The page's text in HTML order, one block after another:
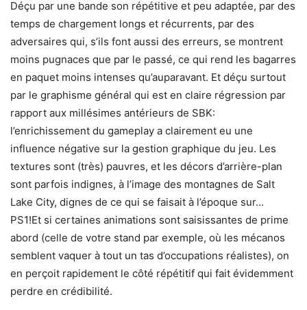
Déçu par une bande son répétitive et peu adaptée, par des
temps de chargement longs et récurrents, par des
adversaires qui, s’ils font aussi des erreurs, se montrent
moins pugnaces que par le passé, ce qui rend les bagarres
en paquet moins intenses qu’auparavant. Et déçu surtout
par le graphisme général qui est en claire régression par
rapport aux millésimes antérieurs de SBK:
l’enrichissement du gameplay a clairement eu une
influence négative sur la gestion graphique du jeu. Les
textures sont (très) pauvres, et les décors d’arrière-plan
sont parfois indignes, à l’image des montagnes de Salt
Lake City, dignes de ce qui se faisait à l’époque sur…
PS1!Et si certaines animations sont saisissantes de prime
abord (celle de votre stand par exemple, où les mécanos
semblent vaquer à tout un tas d’occupations réalistes), on
en perçoit rapidement le côté répétitif qui fait évidemment
perdre en crédibilité.